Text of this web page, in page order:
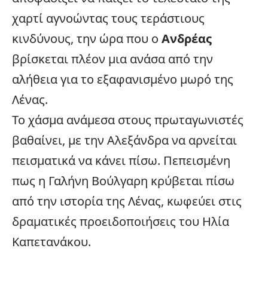
χαρτί αγνοώντας τους τεράστιους
κινδύνους, την ώρα που ο Ανδρέας
βρίσκεται πλέον μια ανάσα από την
αλήθεια για το εξαφανισμένο μωρό της
Λένας.
Το χάσμα ανάμεσα στους πρωταγωνιστές
βαθαίνει, με την Αλεξάνδρα να αρνείται
πεισματικά να κάνει πίσω. Πεπεισμένη
πως η Γαλήνη Βούλγαρη κρύβεται πίσω
από την ιστορία της Λένας, κωφεύει στις
δραματικές προειδοποιήσεις του Ηλία
Καπετανάκου.